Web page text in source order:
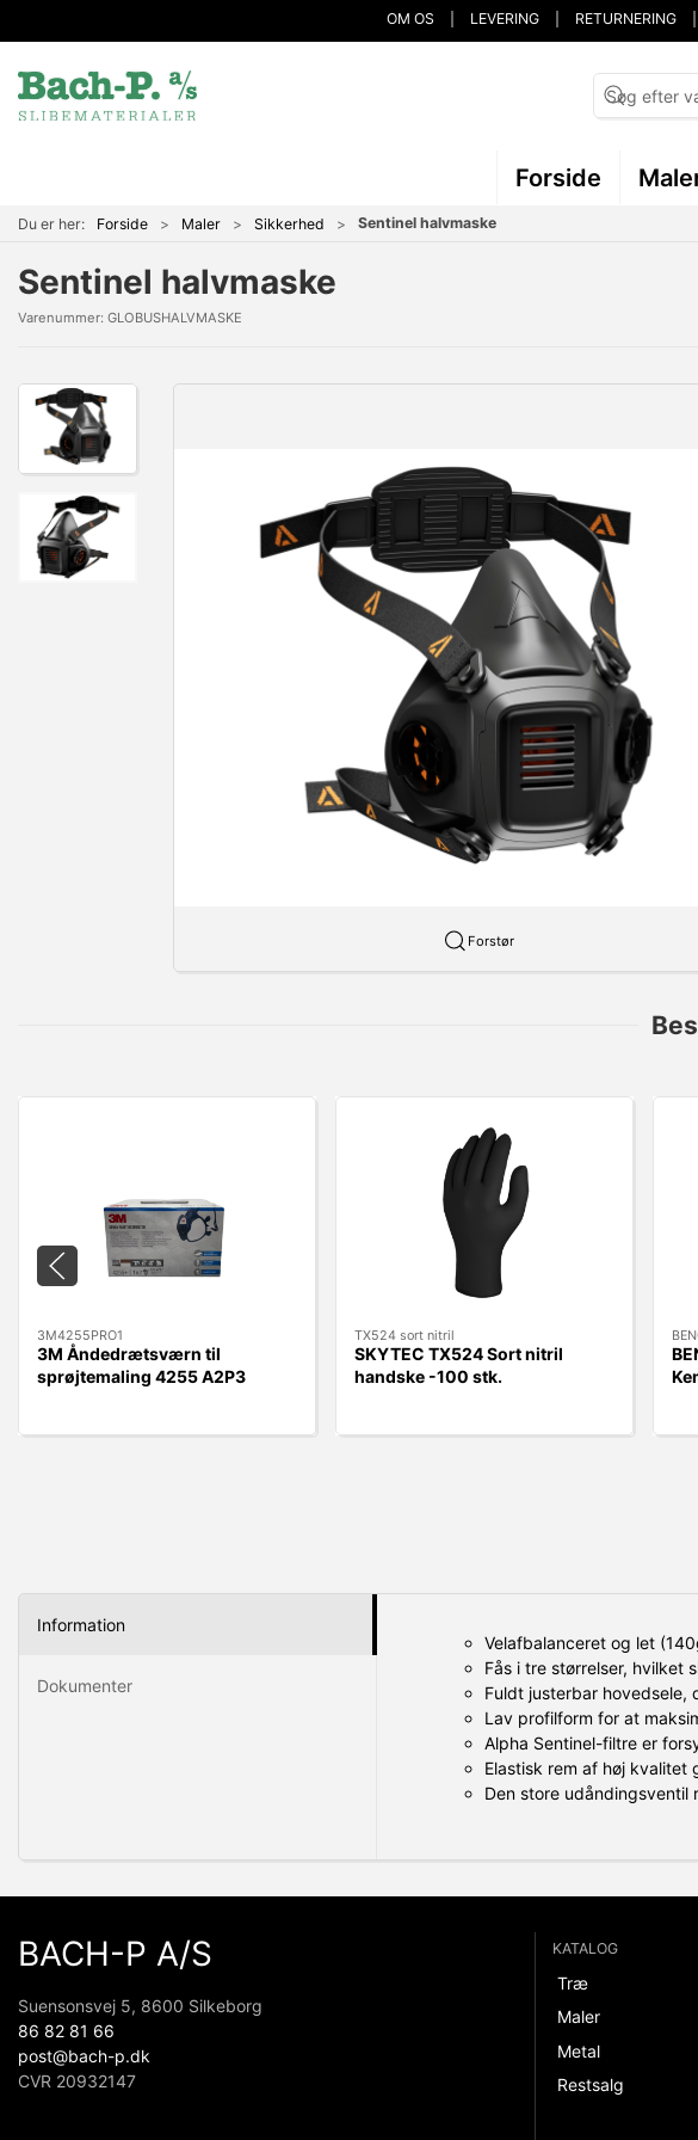
OM OS LEVERING RETURNERING
Forside
Du er her: Forside Maler Sikkerhed Sentinel halvmaske
Sentinel halvmaske
Varenummer: GLOBUSHALVMASKE
Forstør
3M4255PRO1
3M Åndedrætsværn til
sprøjtemaling 4255 A2P3
TX524 sort nitril
SKYTEC TX524 Sort nitril
handske -100 stk.
Information
Dokumenter
Velafbalanceret og let
Fås i tre størrelser, hvilket
Fuldt justerbar hovedsele,
Lav profilform for at
Alpha Sentinel-filtre er
Elastisk rem af høj kvalitet
Den store
BACH-P A/S
Suensonsvej 5, 8600 Silkeborg
86 82 81 66
post@bach-p.dk
CVR 20932147
KATALOG
Træ
Maler
Metal
Restsalg